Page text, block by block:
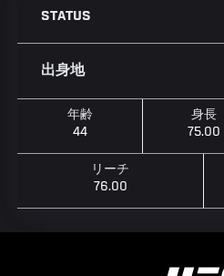
STATUS
出身地
年齢
44
身長
75.00
リーチ
76.00